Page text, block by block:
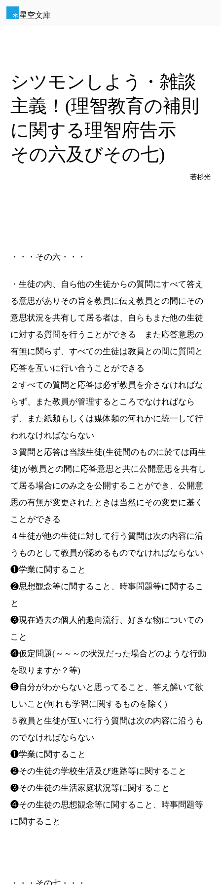
星空文庫
シツモンしよう・雑談
主義！(理智教育の補則
に関する理智府告示
その六及びその七)
若杉光
・・・その六・・・
・生徒の内、自ら他の生徒からの質問にすべて答え
る意思がありその旨を教員に伝え教員との間にその
意思状況を共有して居る者は、自らもまた他の生徒
に対する質問を行うことができる また応答意思の
有無に関らず、すべての生徒は教員との間に質問と
応答を互いに行い合うことができる
２すべての質問と応答は必ず教員を介さなければな
らず、また教員が管理するところでなければなら
ず、また紙類もしくは媒体類の何れかに統一して行
われなければならない
３質問と応答は当該生徒(生徒間のものに於ては両生
徒)が教員との間に応答意思と共に公開意思を共有し
て居る場合にのみ之を公開することができ、公開意
思の有無が変更されたときは当然にその変更に基く
ことができる
４生徒が他の生徒に対して行う質問は次の内容に沿
うものとして教員が認めるものでなければならない
❶学業に関すること
❷思想観念等に関すること、時事問題等に関するこ
と
❸現在過去の個人的趣向流行、好きな物についての
こと
❹仮定問題(～～～の状況だった場合どのような行動
を取りますか？等)
❺自分がわからないと思ってること、答え解いて欲
しいこと(何れも学習に関するものを除く)
５教員と生徒が互いに行う質問は次の内容に沿うも
のでなければならない
❶学業に関すること
❷その生徒の学校生活及び進路等に関すること
❸その生徒の生活家庭状況等に関すること
❹その生徒の思想観念等に関すること、時事問題等
に関すること